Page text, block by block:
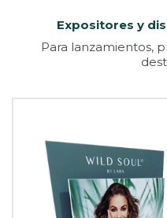
Expositores y
Para lanzamientos,